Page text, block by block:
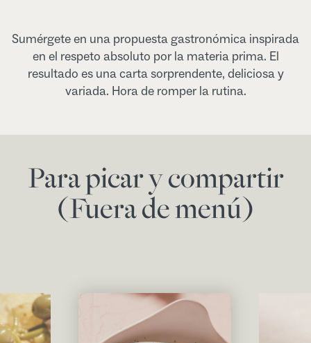
Sumérgete en una propuesta gastronómica inspirada
en el respeto absoluto por la materia prima. El
resultado es una carta sorprendente, deliciosa y
variada. Hora de romper la rutina.
Para picar y compartir
(Fuera de menú)